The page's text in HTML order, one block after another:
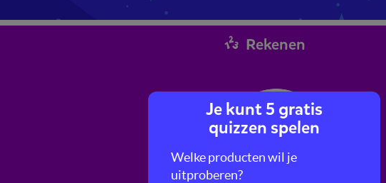
Rekenen
Je kunt 5 gratis
quizzen spelen
Welke producten wil je
uitproberen?